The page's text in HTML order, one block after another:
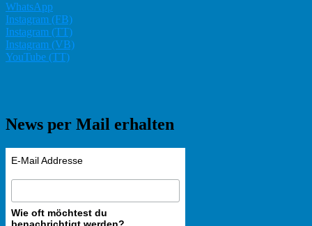
WhatsApp
Instagram (FB)
Instagram (TT)
Instagram (VB)
YouTube (TT)
News per Mail erhalten
E-Mail Addresse
Wie oft möchtest du